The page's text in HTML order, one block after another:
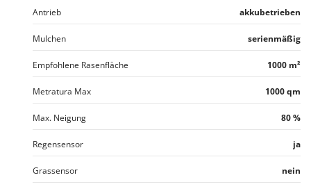
Antrieb akkubetrieben
Mulchen serienmäßig
Empfohlene Rasenfläche 1000 m²
Metratura Max 1000 qm
Max. Neigung 80 %
Regensensor ja
Grassensor nein